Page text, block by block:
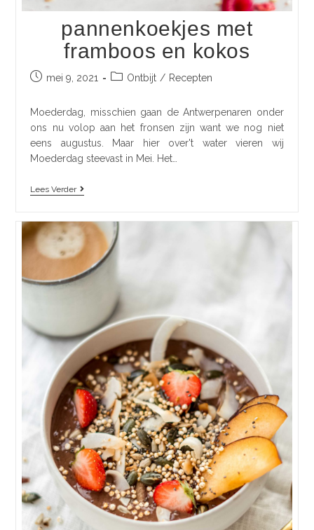
pannenkoekjes met
framboos en kokos
mei 9, 2021 Ontbijt / Recepten
Moederdag, misschien gaan de Antwerpenaren onder
ons nu volop aan het fronsen zijn want we nog niet
eens augustus. Maar hier over't water vieren wij
Moederdag steevast in Mei. Het…
Lees Verder